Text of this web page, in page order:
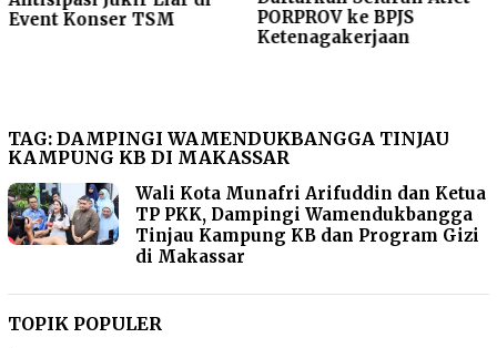
Event Konser TSM
PORPROV ke BPJS
Ketenagakerjaan
TAG: DAMPINGI WAMENDUKBANGGA TINJAU
KAMPUNG KB DI MAKASSAR
Wali Kota Munafri Arifuddin dan Ketua
TP PKK, Dampingi Wamendukbangga
Tinjau Kampung KB dan Program Gizi
di Makassar
TOPIK POPULER